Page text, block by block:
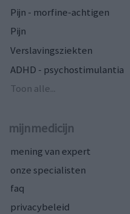
Pijn - morfine-achtigen
Pijn
Verslavingsziekten
ADHD - psychostimulantia
Toon alle...
mijnmedicijn
mening van expert
onze specialisten
faq
privacybeleid